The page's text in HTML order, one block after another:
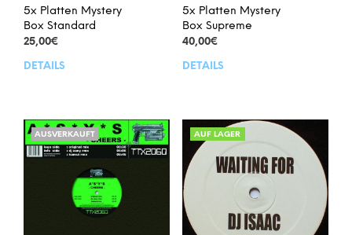
werden
5x Platten Mystery
Box Standard
25,00€
DETAILS
Dieses
mehrere
Varianten
Die
Optionen
können
auf
5x Platten Mystery
Box Supreme
40,00€
DETAILS
AUSVERKAUFT AUF LAGER